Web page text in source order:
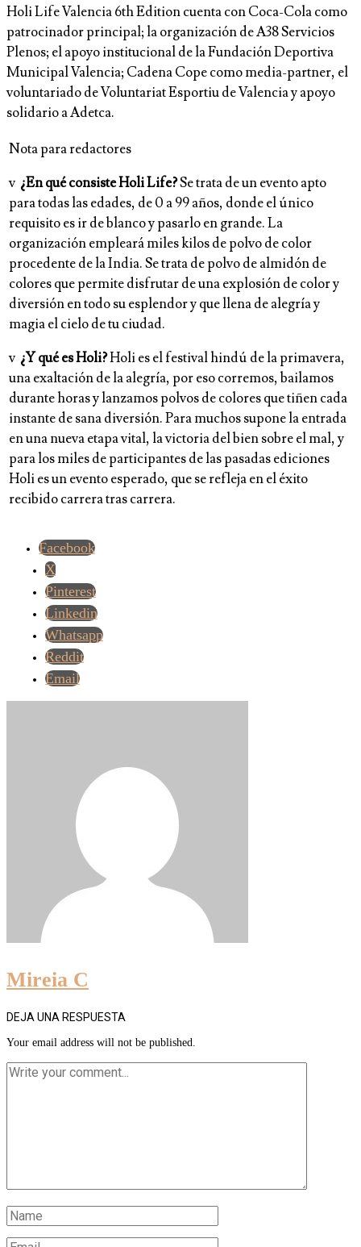
Holi Life Valencia 6th Edition cuenta con Coca-Cola como
patrocinador principal; la organización de A38 Servicios
Plenos; el apoyo institucional de la Fundación Deportiva
Municipal Valencia; Cadena Cope como media-partner, el
voluntariado de Voluntariat Esportiu de Valencia y apoyo
solidario a Adetca.
Nota para redactores
v ¿En quéconsisteHoli Life?Se trata de un evento apto
para todas las edades, de 0 a 99 años, donde el único
requisito es ir de blanco y pasarlo en grande. La
organización empleará miles kilos de polvo de color
procedente de la India. Se trata de polvo de almidón de
colores que permite disfrutar de una explosión de color y
diversión en todo su esplendor y que llena de alegría y
magia el cielo de tu ciudad.
v ¿Y qué es Holi?Holi es el festival hindú de la primavera,
una exaltación de la alegría, por eso corremos, bailamos
durante horas y lanzamos polvos de colores que tiñen cada
instante de sana diversión. Para muchos supone la entrada
en una nueva etapa vital, la victoria del bien sobre el mal, y
para los miles de participantes de las pasadas ediciones
Holi es un evento esperado, que se refleja en el éxito
recibido carrera tras carrera.
Facebook
X
Pinterest
Linkedin
Whatsapp
Reddit
Email
Mireia C
DEJA UNA RESPUESTA
Your email address will not be published.